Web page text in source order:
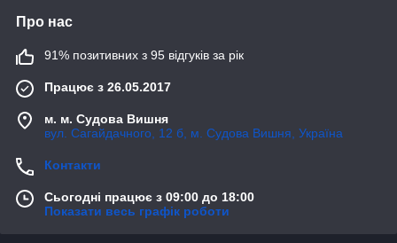
Про нас
91% позитивних з 95 відгуків за рік
Працює з 26.05.2017
м. м. Судова Вишня
вул. Сагайдачного, 12 б, м. Судова Вишня, Україна
Контакти
Сьогодні працює з 09:00 до 18:00
Показати весь графік роботи